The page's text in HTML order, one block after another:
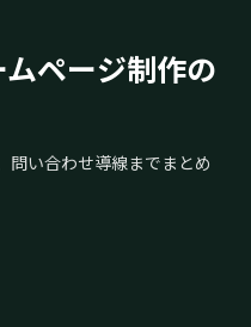
ページ制作の
問い合わせ導線までまとめ